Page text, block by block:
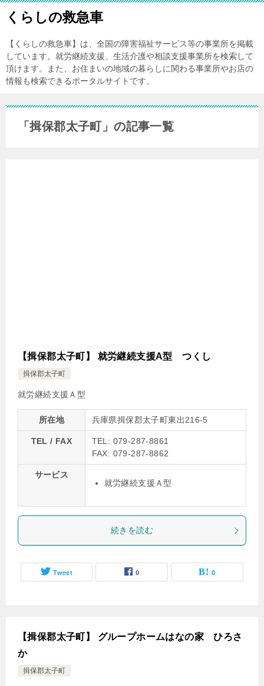
くらしの救急車
【くらしの救急車】は、全国の障害福祉サービス等の事業所を掲載
しています。就労継続支援、生活介護や相談支援事業所を検索して
頂けます。また、お住まいの地域の暮らしに関わる事業所やお店の
情報も検索できるポータルサイトです。
「揖保郡太子町」の記事一覧
【揖保郡太子町】 就労継続支援A型 つくし
揖保郡太子町
就労継続支援Ａ型
所在地 兵庫県揖保郡太子町東出216-5
TEL / FAX
TEL: 079-287-8861
FAX: 079-287-8862
サービス
就労継続支援Ａ型
続きを読む
Tweet 0 0
【揖保郡太子町】 グループホームはなの家 ひろさ
か
揖保郡太子町